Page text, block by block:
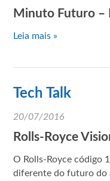
Minuto Futuro –
Leia mais »
Tech Talk
20/07/2016
Rolls-Royce
O Rolls-Royce código
diferente do futuro do